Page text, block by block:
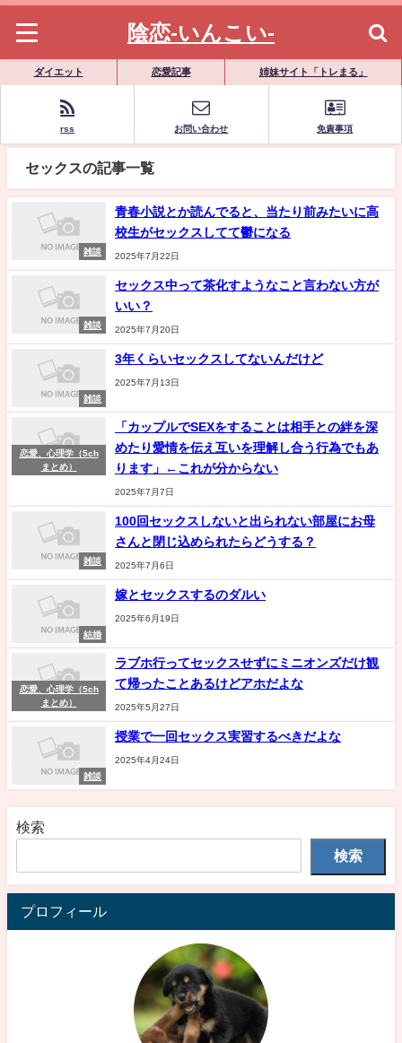
陰恋-いんこい-
ダイエット 恋愛記事 姉妹サイト「トレまる」
rss お問い合わせ 免責事項
セックスの記事一覧
雑談
青春小説とか読んでると、当たり前みたいに高
校生がセックスしてて鬱になる
2025年7月22日
雑談
セックス中って茶化すようなこと言わない方が
いい？
2025年7月20日
雑談
3年くらいセックスしてないんだけど
2025年7月13日
恋愛、心理学（5ch
まとめ）
「カップルでSEXをすることは相手との絆を深
めたり愛情を伝え互いを理解し合う行為でもあ
ります」←これが分からない
2025年7月7日
雑談
100回セックスしないと出られない部屋にお母
さんと閉じ込められたらどうする？
2025年7月6日
結婚
嫁とセックスするのダルい
2025年6月19日
恋愛、心理学（5ch
まとめ）
ラブホ行ってセックスせずにミニオンズだけ観
て帰ったことあるけどアホだよな
2025年5月27日
雑談
授業で一回セックス実習するべきだよな
2025年4月24日
検索
検索
プロフィール